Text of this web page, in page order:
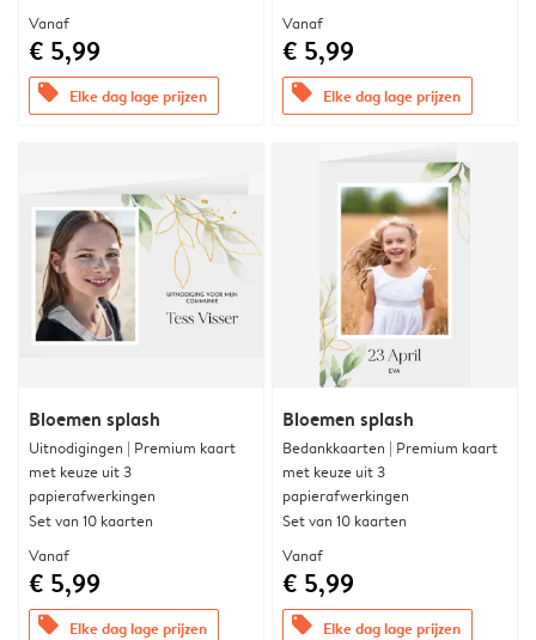
Vanaf
€ 5,99
offers Elke dag lage prijzen
Vanaf
€ 5,99
offers Elke dag lage prijzen
Bloemen splash
Uitnodigingen | Premium kaart
met keuze uit 3
papierafwerkingen
Set van 10 kaarten
Vanaf
€ 5,99
offers Elke dag lage prijzen
Bloemen splash
Bedankkaarten | Premium kaart
met keuze uit 3
papierafwerkingen
Set van 10 kaarten
Vanaf
€ 5,99
offers Elke dag lage prijzen